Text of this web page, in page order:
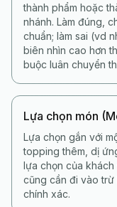
thành phẩm hoặc
nhánh. Làm đúng,
chuẩn; làm sai (vd
biên nhìn cao hơn
buộc luân chuyển
Lựa chọn món
Lựa chọn gắn với
topping thêm, dị
lựa chọn của
cũng cần đi vào
chính xác.